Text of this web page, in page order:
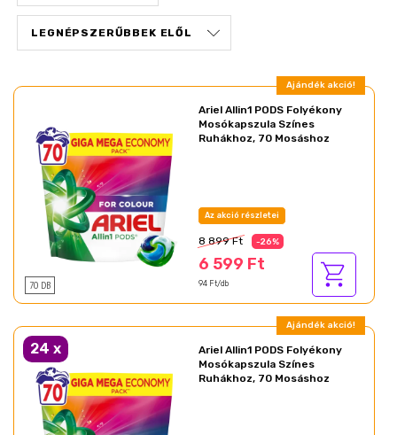
Ajándék akció!
70 DB
Ariel Allin1 PODS Folyékony
Mosókapszula Színes
Ruhákhoz, 70 Mosáshoz
Az akció részletei
8 899 Ft -26%
6 599 Ft
94 Ft/db
Ajándék akció!
24 x
Ariel Allin1 PODS Folyékony
Mosókapszula Színes
Ruhákhoz, 70 Mosáshoz